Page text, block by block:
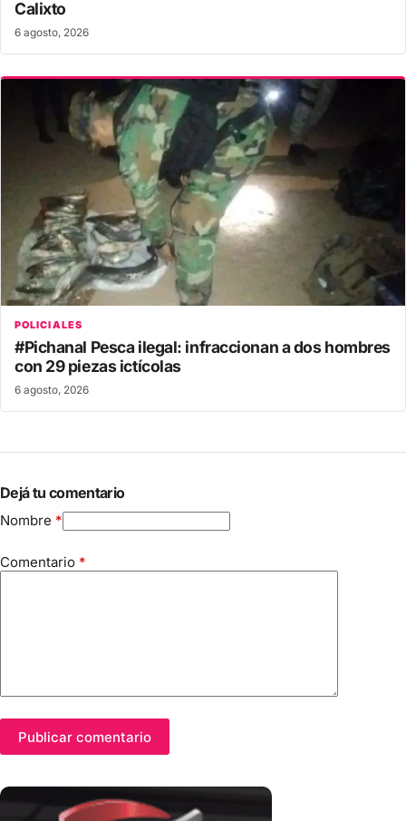
Calixto
6 agosto, 2026
POLICIALES
#Pichanal Pesca ilegal: infraccionan a dos hombres
con 29 piezas ictícolas
6 agosto, 2026
Dejá tu comentario
Nombre *
Comentario *
Publicar comentario